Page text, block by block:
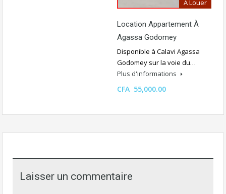
A Louer
Location Appartement À
Agassa Godomey
Disponible à Calavi Agassa
Godomey sur la voie du…
Plus d'informations
CFA 55,000.00
Laisser un commentaire